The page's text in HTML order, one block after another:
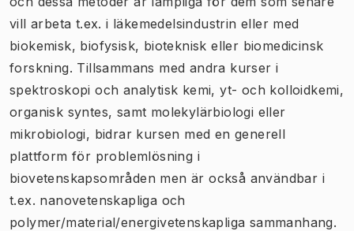
vill arbeta t.ex. i läkemedelsindustrin eller med
biokemisk, biofysisk, bioteknisk eller biomedicinsk
forskning. Tillsammans med andra kurser i
spektroskopi och analytisk kemi, yt- och kolloidkemi,
organisk syntes, samt molekylärbiologi eller
mikrobiologi, bidrar kursen med en generell
plattform för problemlösning i
biovetenskapsområden men är också användbar i
t.ex. nanovetenskapliga och
polymer/material/energivetenskapliga sammanhang.